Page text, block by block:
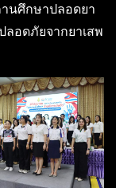
นศึกษาปลอดยา
ลอดภัยจากยาเสพ